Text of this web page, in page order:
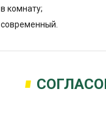
в комнату;
современный.